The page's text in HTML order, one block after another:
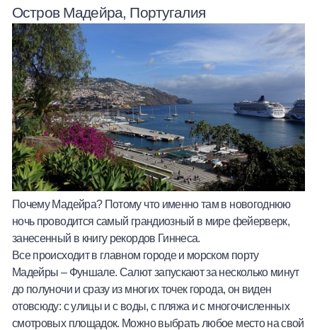
Остров Мадейра, Португалия
Почему Мадейра? Потому что именно там в новогоднюю
ночь проводится самый грандиозный в мире фейерверк,
занесенный в книгу рекордов Гиннеса.
Все происходит в главном городе и морском порту
Мадейры – Фуншале. Салют запускают за несколько минут
до полуночи и сразу из многих точек города, он виден
отовсюду: с улицы и с воды, с пляжа и с многочисленных
смотровых площадок. Можно выбрать любое место на свой